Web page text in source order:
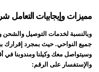
مميزات وإيجابيات التعامل
وبالنسبة لخدمات التوصيل
جميع النواحي. حيث بمجرد إقرارك
وسيتواصل معك وكيلنا ومندوبنا
والإستفسار على الرقم: